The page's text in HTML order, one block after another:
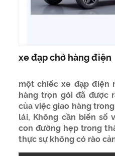
xe đạp chở hàng điện
một chiếc xe đạp điện
hàng trọn gói đã được
của việc giao hàng
lái, Không cần biển số
con đường hẹp trong
thực sự không có rào